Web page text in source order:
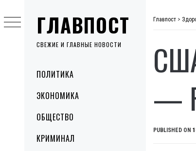
ГЛАВПОСТ
СВЕЖИЕ И ГЛАВНЫЕ НОВОСТИ
MenuПОЛИТИКА
ЭКОНОМИКА
ОБЩЕСТВО
КРИМИНАЛ
to
content
Главпост >
—
PUBLISHED ON